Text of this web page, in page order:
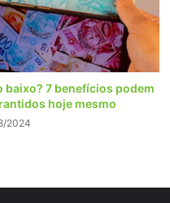
baixo? 7 benefícios podem
hoje mesmo
2024